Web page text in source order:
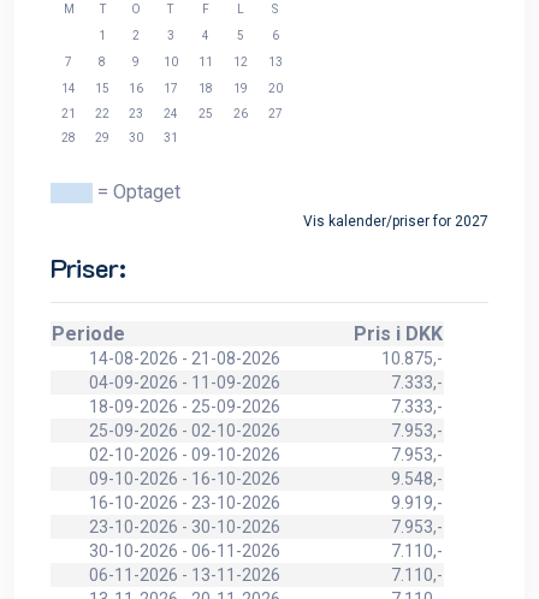
M T O T F
S
1
2 3 4 5
6
7
8 9 10 11 12
13
14
15 16 17 18 19
20
21
22 23 24 25 26
27
28
29 30 31
= Optaget
Vis kalender/priser for 2027
Priser:
Periode Pris i DKK
14-08-2026 - 21-08-2026
10.875,-
04-09-2026 - 11-09-2026
7.333,-
18-09-2026 - 25-09-2026
7.333,-
25-09-2026 - 02-10-2026
7.953,-
02-10-2026 - 09-10-2026
7.953,-
09-10-2026 - 16-10-2026
9.548,-
16-10-2026 - 23-10-2026
9.919,-
23-10-2026 - 30-10-2026
7.953,-
30-10-2026 - 06-11-2026
7.110,-
06-11-2026 - 13-11-2026
7.110,-